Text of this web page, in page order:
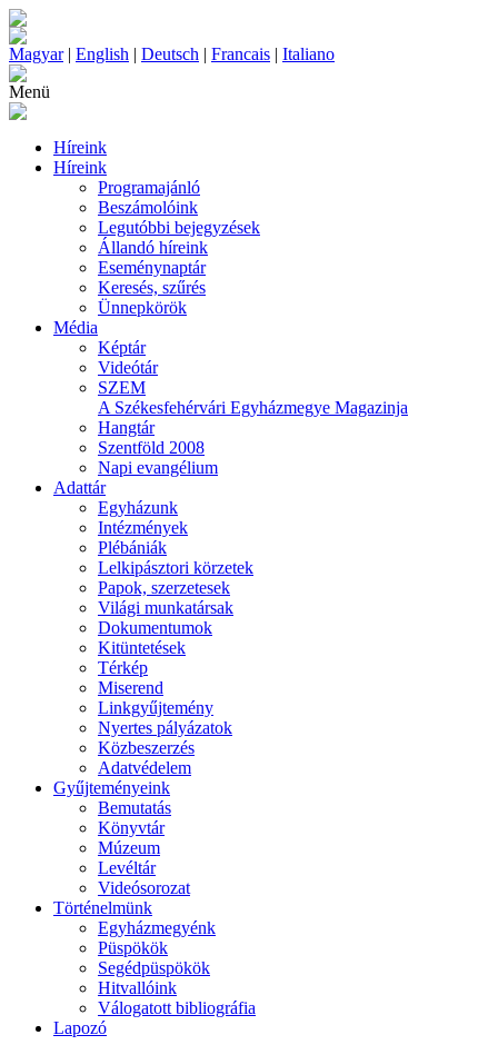
Magyar| English | Deutsch | Francais | Italiano
Menü
Híreink
Híreink
Programajánló
Beszámolóink
Legutóbbi bejegyzések
Állandó híreink
Eseménynaptár
Keresés, szűrés
Ünnepkörök
Média
Képtár
Videótár
SZEM
A Székesfehérvári Egyházmegye Magazinja
Hangtár
Szentföld 2008
Napi evangélium
Adattár
Egyházunk
Intézmények
Plébániák
Lelkipásztori körzetek
Papok, szerzetesek
Világi munkatársak
Dokumentumok
Kitüntetések
Térkép
Miserend
Linkgyűjtemény
Nyertes pályázatok
Közbeszerzés
Adatvédelem
Gyűjteményeink
Bemutatás
Könyvtár
Múzeum
Levéltár
Videósorozat
Történelmünk
Egyházmegyénk
Püspökök
Segédpüspökök
Hitvallóink
Válogatott bibliográfia
Lapozó